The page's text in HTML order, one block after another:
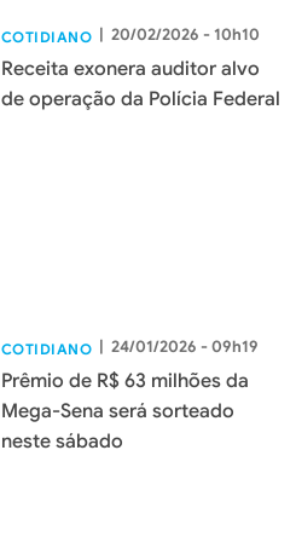
COTIDIANO 20/02/2026 - 10h10
Receita exonera auditor alvo
de operação da Polícia Federal
COTIDIANO | 24/01/2026 - 09h19
Prêmio de R$ 63 milhões da
Mega-Sena será sorteado
neste sábado